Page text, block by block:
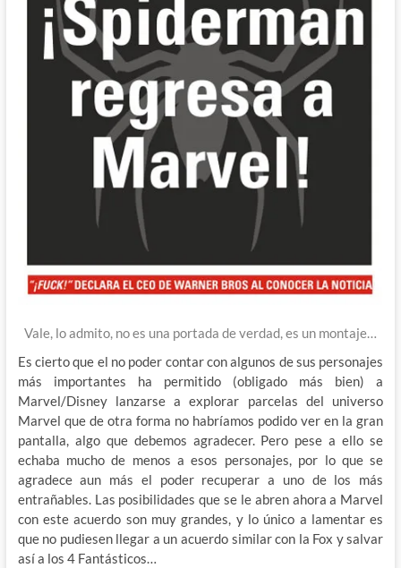
Vale, lo admito, no es una portada de verdad, es un montaje…
Es cierto que el no poder contar con algunos de sus personajes
más importantes ha permitido (obligado más bien) a
Marvel/Disney lanzarse a explorar parcelas del universo
Marvel que de otra forma no habríamos podido ver en la gran
pantalla, algo que debemos agradecer. Pero pese a ello se
echaba mucho de menos a esos personajes, por lo que se
agradece aun más el poder recuperar a uno de los más
entrañables. Las posibilidades que se le abren ahora a Marvel
con este acuerdo son muy grandes, y lo único a lamentar es
que no pudiesen llegar a un acuerdo similar con la Fox y salvar
así a los 4 Fantásticos…